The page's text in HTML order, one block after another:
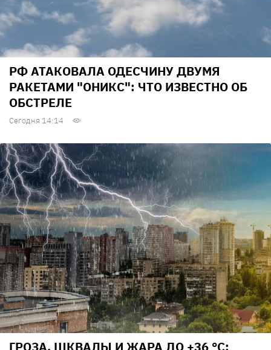
РФ АТАКОВАЛА ОДЕСЧИНУ ДВУМЯ
РАКЕТАМИ "ОНИКС": ЧТО ИЗВЕСТНО ОБ
ОБСТРЕЛЕ
Сегодня 14:14
ГРОЗА, ШКВАЛЫ И ЖАРА ДО +36 °С: